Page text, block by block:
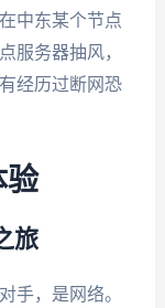
中东某个节点
服务器抽风，
经历过断网恐
验
旅
手，是网络。